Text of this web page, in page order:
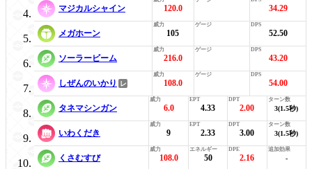
マジカルシャイン 120.0 34.29
メガホーン 105 52.50
ソーラービーム 216.0 43.20
しぜんのいかり 108.0 54.00
タネマシンガン 6.0 4.33 2.00 3(1.5秒)
いわくだき 9 2.33 3.00 3(1.5秒)
くさむすび 108.0 50 2.16 -